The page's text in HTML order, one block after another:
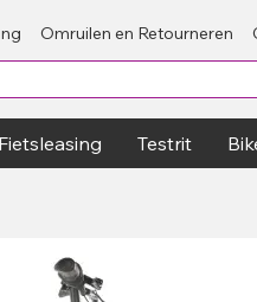
Omruilen en Retourneren
Testrit